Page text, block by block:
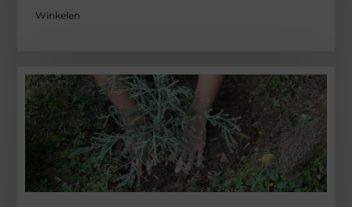
Winkelen